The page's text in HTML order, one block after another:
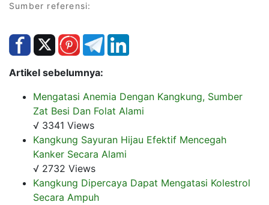
Sumber referensi:
Artikel sebelumnya:
Mengatasi Anemia Dengan Kangkung, Sumber
Zat Besi Dan Folat Alami
√ 3341 Views
Kangkung Sayuran Hijau Efektif Mencegah
Kanker Secara Alami
√ 2732 Views
Kangkung Dipercaya Dapat Mengatasi Kolestrol
Secara Ampuh